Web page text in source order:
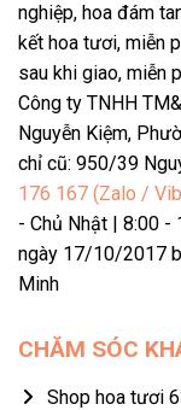
nghiệp, hoa đám
kết hoa tươi, miễn
sau khi giao, miễn
Công ty TNHH
Nguyễn Kiệm,
chỉ cũ: 950/39
176 167 (Zalo /
- Chủ Nhật | 8:00
ngày 17/10/2017
Minh
CHĂM SÓC
Shop hoa tươi